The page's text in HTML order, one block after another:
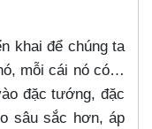
khai để chúng ta
mỗi cái nó có…​
đặc tướng, đặc
sâu sắc hơn, áp